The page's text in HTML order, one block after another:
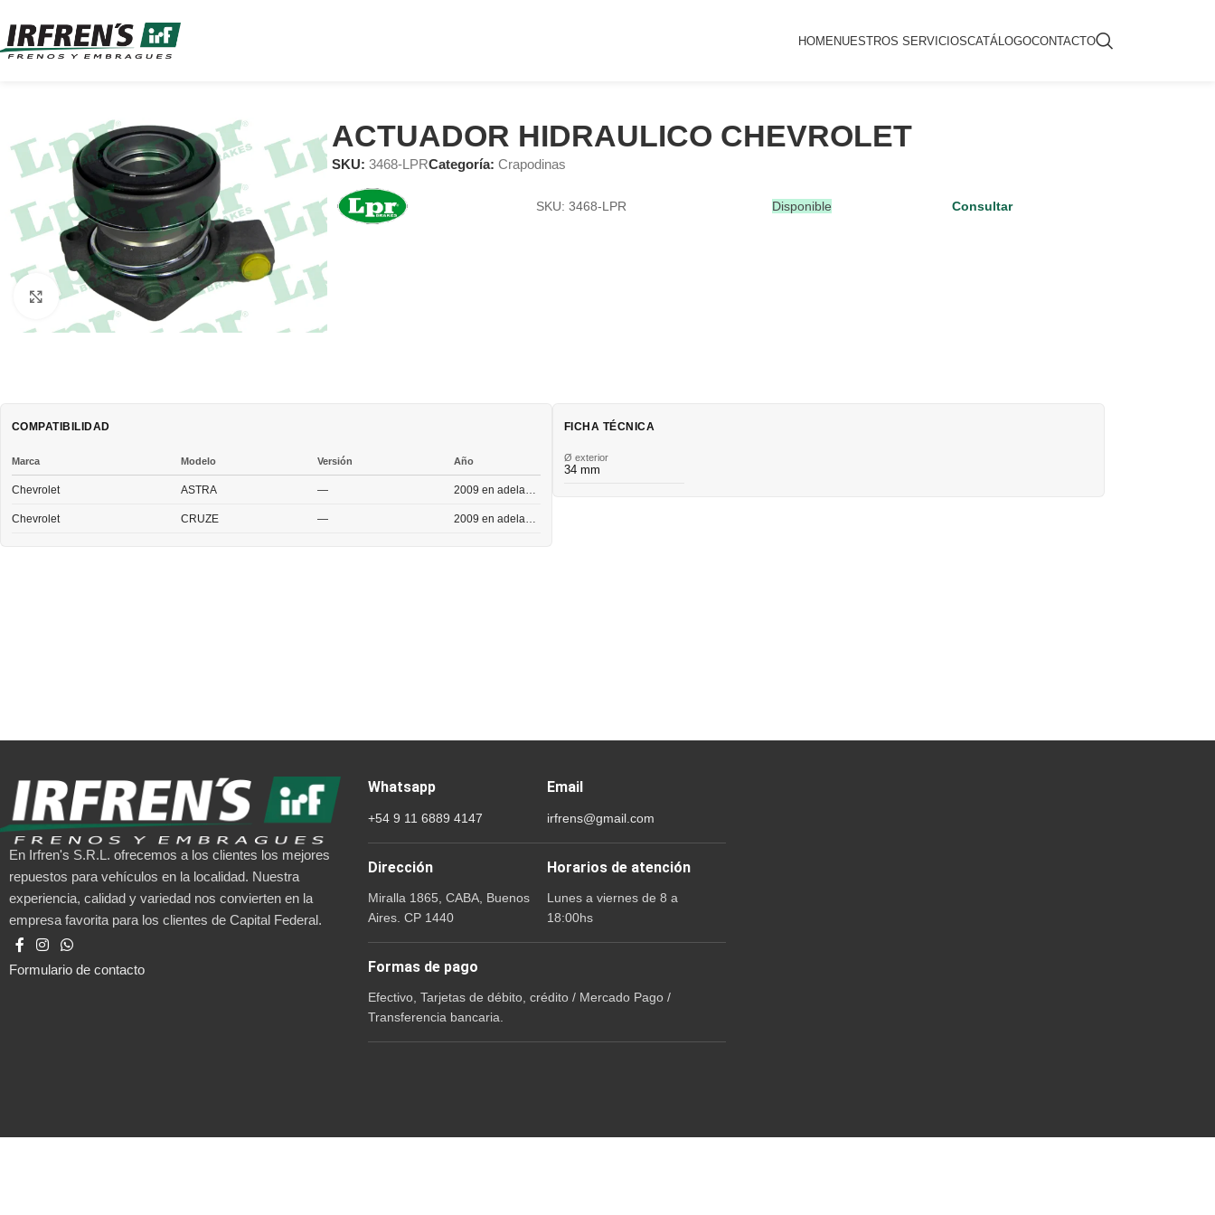
HOMENUESTROS SERVICIOSCATÁLOGOCONTACTO
Clic para ampliar
ACTUADOR HIDRAULICO CHEVROLET
SKU: 3468-LPRCategoría: Crapodinas
SKU: 3468-LPR Disponible Consultar
COMPATIBILIDAD
Marca Modelo Versión Año
Chevrolet ASTRA —
Chevrolet CRUZE —
FICHA TÉCNICA
Ø exterior
34 mm
En Irfren's S.R.L. ofrecemos a los clientes los mejores
repuestos para vehículos en la localidad. Nuestra
experiencia, calidad y variedad nos convierten en la
empresa favorita para los clientes de Capital Federal.
Formulario de contacto
Whatsapp
+54 9 11 6889 4147
Email
irfrens@gmail.com
Dirección
Miralla 1865, CABA, Buenos
Aires. CP 1440
Horarios de atención
Lunes a viernes de 8 a
18:00hs
Formas de pago
Efectivo, Tarjetas de débito, crédito / Mercado Pago /
Transferencia bancaria.